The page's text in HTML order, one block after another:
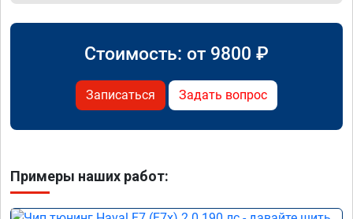
Стоимость: от 9800 ₽
Записаться Задать вопрос
Примеры наших работ: